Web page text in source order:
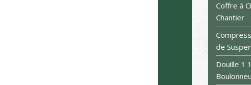
Coffre à
Chantier
de
Douille 1